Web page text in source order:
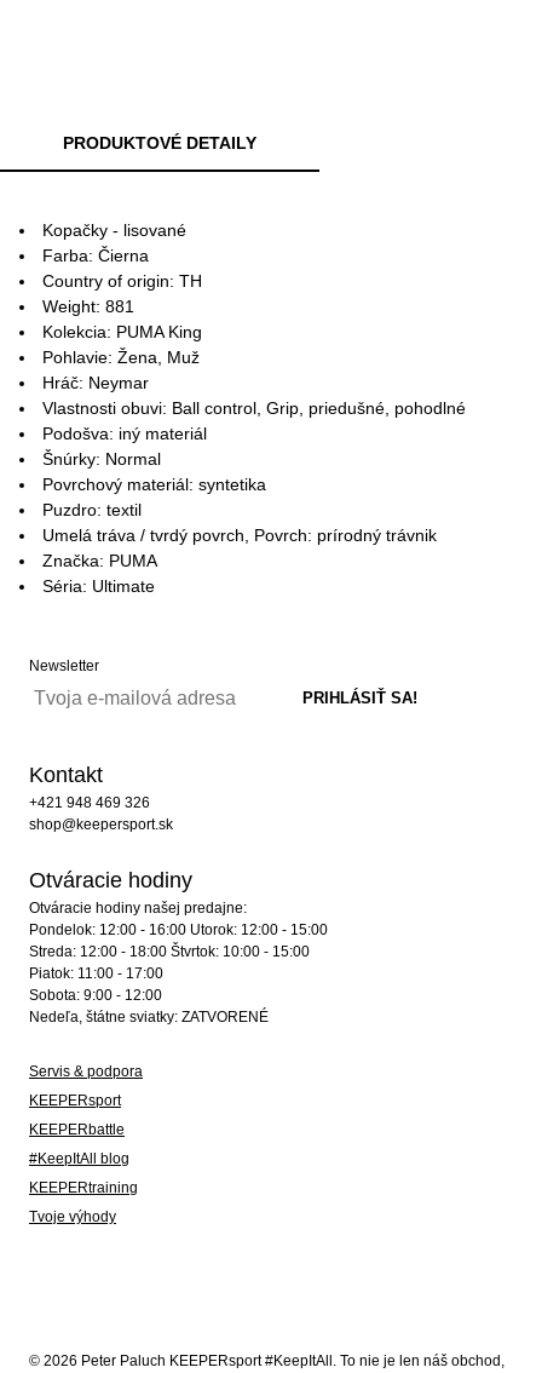
PRODUKTOVÉ DETAILY
Kopačky - lisované
Farba: Čierna
Country of origin: TH
Weight: 881
Kolekcia: PUMA King
Pohlavie: Žena, Muž
Hráč: Neymar
Vlastnosti obuvi: Ball control, Grip, priedušné, pohodlné
Podošva: iný materiál
Šnúrky: Normal
Povrchový materiál: syntetika
Puzdro: textil
Umelá tráva / tvrdý povrch, Povrch: prírodný trávnik
Značka: PUMA
Séria: Ultimate
Newsletter
Kontakt
+421 948 469 326
shop@keepersport.sk
Otváracie hodiny
Otváracie hodiny našej predajne:
Pondelok: 12:00 - 16:00 Utorok: 12:00 - 15:00
Streda: 12:00 - 18:00 Štvrtok: 10:00 - 15:00
Piatok: 11:00 - 17:00
Sobota: 9:00 - 12:00
Nedeľa, štátne sviatky: ZATVORENÉ
Servis & podpora
KEEPERsport
KEEPERbattle
#KeepItAll blog
KEEPERtraining
Tvoje výhody
© 2026 Peter Paluch KEEPERsport #KeepItAll. To nie je len náš obchod,